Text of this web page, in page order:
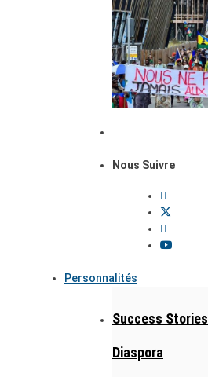
Nous Suivre
Personnalités
Success Stories
Diaspora